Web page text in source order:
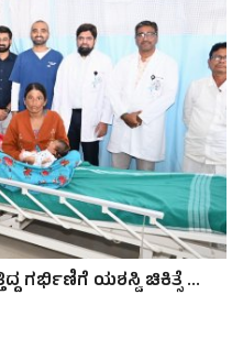
ಗರ್ಭಿಣಿಗೆ ಯಶಸ್ವಿ ಚಿಕಿತ್ಸೆ ...